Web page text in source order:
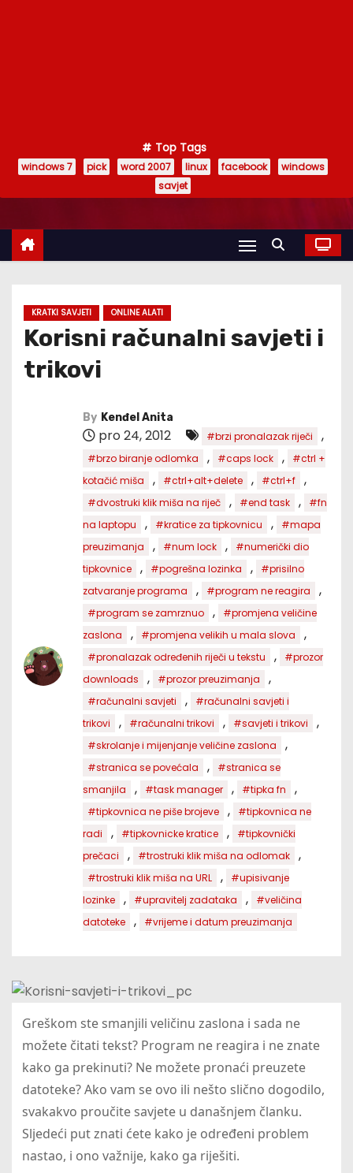
Top Tags
windows 7 pick word 2007 linux facebook
windows
savjet
KRATKI SAVJETI ONLINE ALATI
Korisni računalni savjeti i
trikovi
By Kenđel Anita
pro 24, 2012 #brzi pronalazak riječi ,
#brzo biranje odlomka , #caps lock ,
#ctrl +
kotačić miša
, #ctrl+alt+delete , #ctrl+f ,
#dvostruki klik miša na riječ , #end task ,
#fn
na laptopu
, #kratice za tipkovnicu ,
#mapa
preuzimanja
, #num lock ,
#numerički dio
tipkovnice
, #pogrešna lozinka ,
#prisilno
zatvaranje programa
, #program ne reagira ,
#program se zamrznuo ,
#promjena veličine
zaslona
, #promjena velikih u mala slova ,
#pronalazak određenih riječi u tekstu ,
#prozor
downloads
, #prozor preuzimanja ,
#računalni savjeti ,
#računalni savjeti i
trikovi
, #računalni trikovi , #savjeti i trikovi ,
#skrolanje i mijenjanje veličine zaslona ,
#stranica se povećala ,
#stranica se
smanjila
, #task manager , #tipka fn ,
#tipkovnica ne piše brojeve ,
#tipkovnica ne
radi
, #tipkovnicke kratice ,
#tipkovnički
prečaci
, #trostruki klik miša na odlomak ,
#trostruki klik miša na URL ,
#upisivanje
lozinke
, #upravitelj zadataka ,
#veličina
datoteke
, #vrijeme i datum preuzimanja
Greškom ste smanjili veličinu zaslona i sada ne
možete čitati tekst? Program ne reagira i ne znate
kako ga prekinuti? Ne možete pronaći preuzete
datoteke? Ako vam se ovo ili nešto slično dogodilo,
svakakvo proučite savjete u današnjem članku.
Sljedeći put znati ćete kako je određeni problem
nastao, i ono važnije, kako ga riješiti.